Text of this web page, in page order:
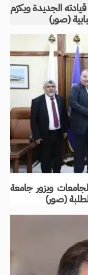
الجديدة ويكرّم
(صور)
ويزور جامعة
(صور)